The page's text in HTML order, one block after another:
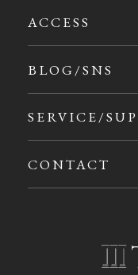
ACCESS
BLOG/SNS
SERVICE/
CONTACT